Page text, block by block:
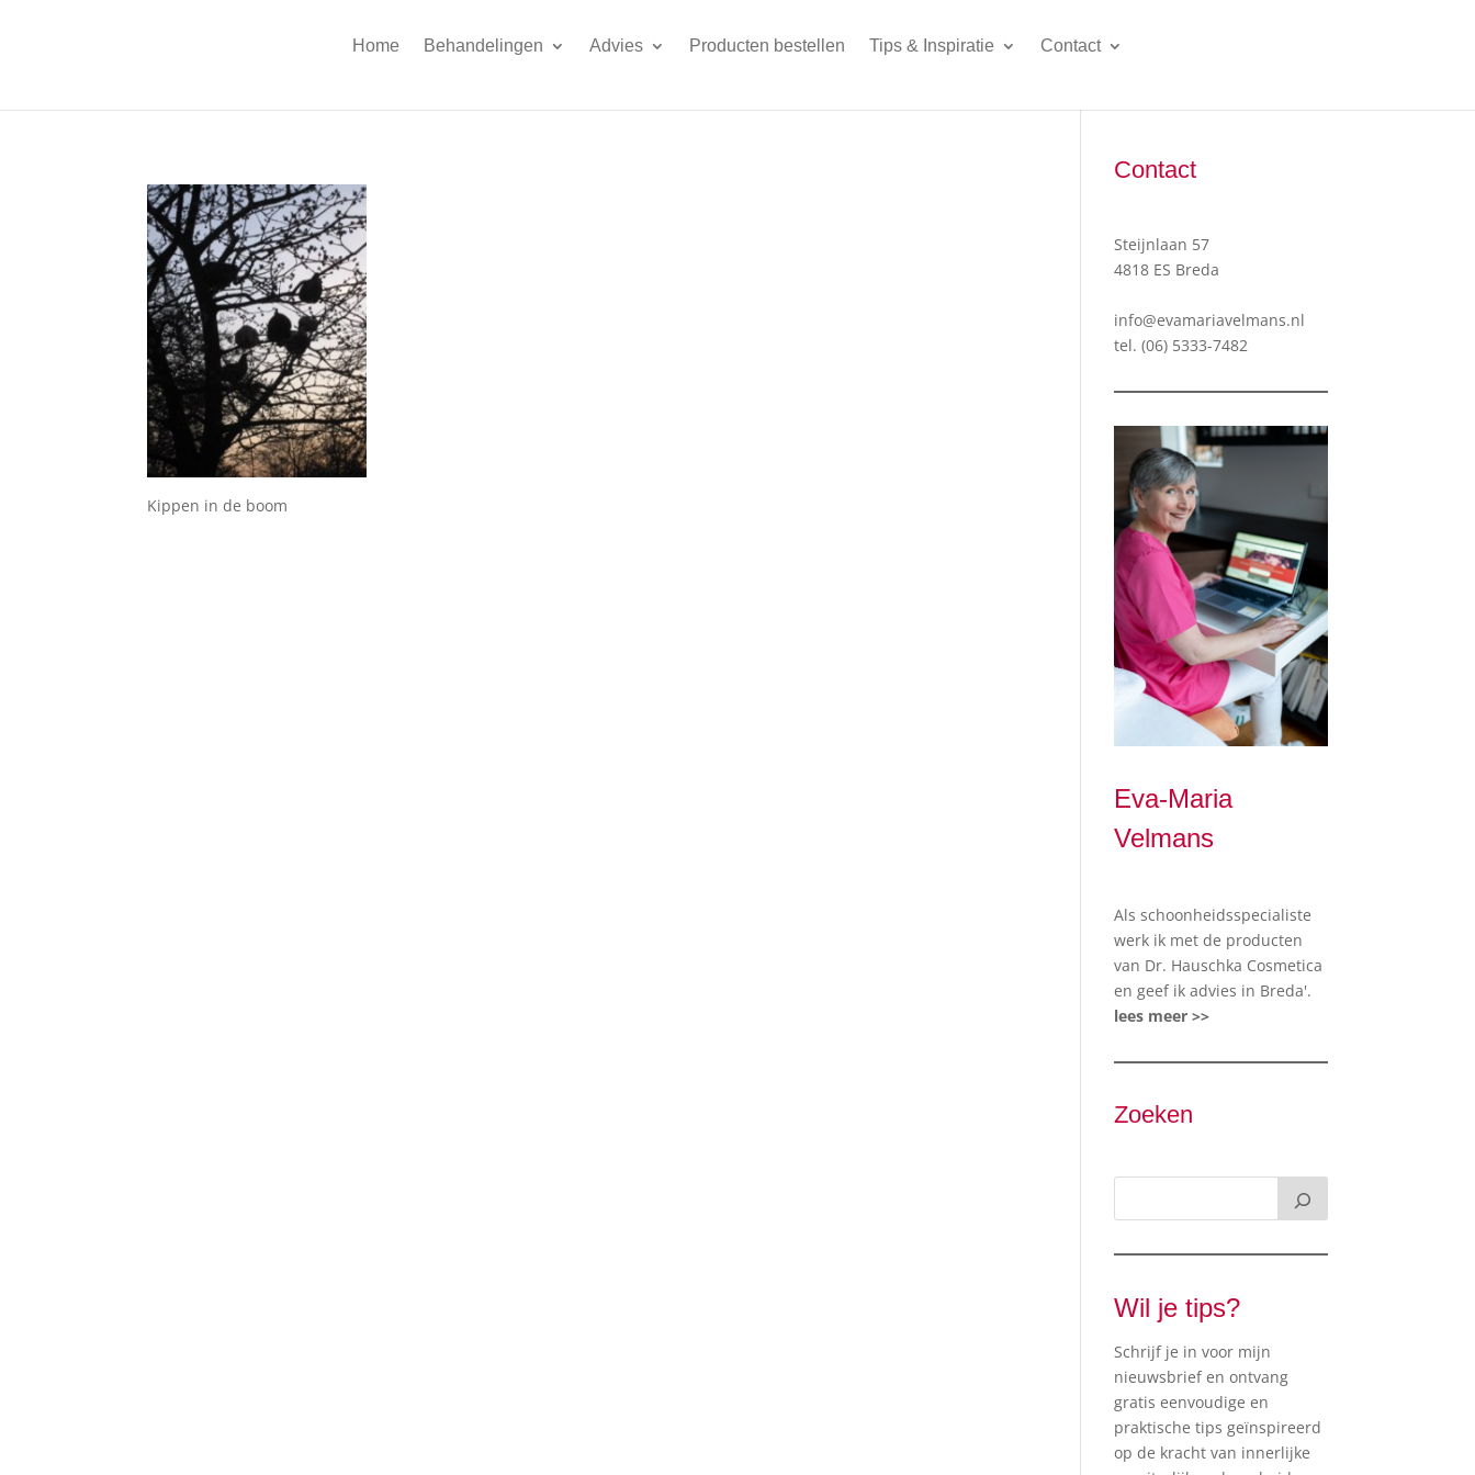
Home Behandelingen Advies Producten bestellen Tips & Inspiratie Contact
Kippen in de boom
Contact
Steijnlaan 57
4818 ES Breda
info@evamariavelmans.nl
tel.(06) 5333-7482
Eva-Maria
Velmans
Als schoonheidsspecialiste
werk ik met de producten
van Dr. Hauschka Cosmetica
en geef ik advies in Breda'.
lees meer >>
Zoeken
Wil je tips?
Schrijf je in voor mijn
nieuwsbrief en ontvang
gratis eenvoudige en
praktische tips geïnspireerd
op de kracht van innerlijke